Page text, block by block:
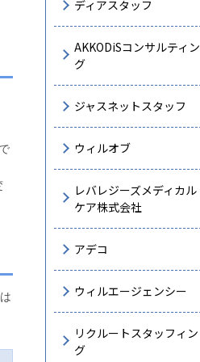
ディアスタッフ
AKKODiSコンサルティン
グ
ジャスネットスタッフ
ウィルオブ
レバレジーズメディカル
ケア株式会社
アデコ
ウィルエージェンシー
リクルートスタッフィン
グ